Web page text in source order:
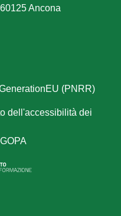
Ancona
(PNRR)
dell'accessibilità dei